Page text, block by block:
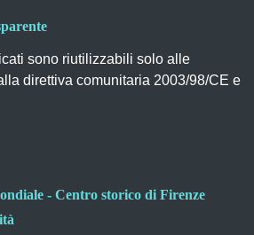
sono riutilizzabili solo alle
direttiva comunitaria 2003/98/CE e
- Centro storico di Firenze